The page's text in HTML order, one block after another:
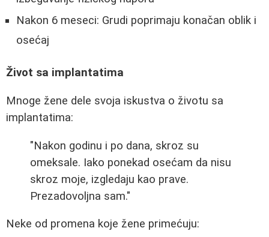
Nakon 6 meseci: Grudi poprimaju konačan oblik i
osećaj
Život sa implantatima
Mnoge žene dele svoja iskustva o životu sa
implantatima:
"Nakon godinu i po dana, skroz su
omeksale. Iako ponekad osećam da nisu
skroz moje, izgledaju kao prave.
Prezadovoljna sam."
Neke od promena koje žene primećuju: